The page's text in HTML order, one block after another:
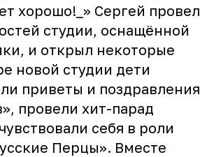
хорошо!_» Сергей провел
студии, оснащённой
и открыл некоторые
новой студии дети
приветы и поздравления
провели хит-парад
себя в роли
Перцы». Вместе